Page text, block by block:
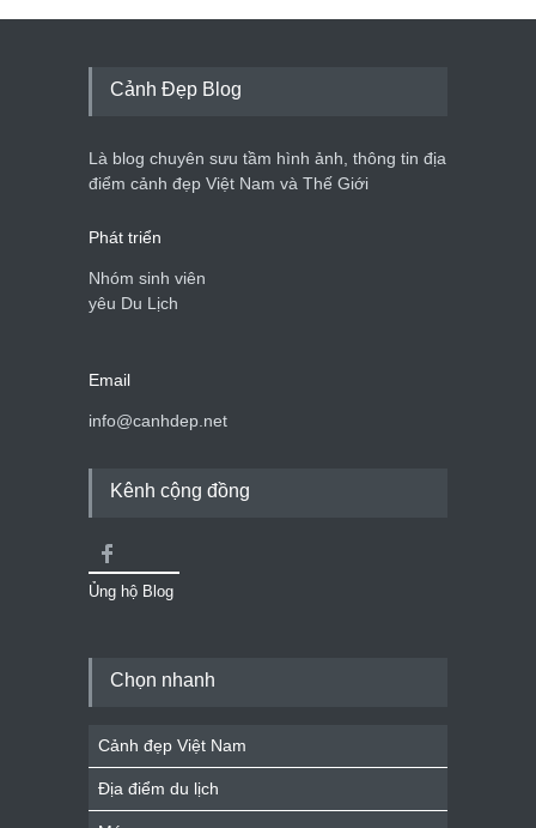
Tam giác mạch khoe sắc
du lịch quốc gia
Cảnh đẹp Việt Nam 24/04/2020
Cảnh Đẹp Blog
Là blog chuyên sưu tầm hình ảnh, thông tin địa
điểm cảnh đẹp Việt Nam và Thế Giới
Phát triển
Nhóm sinh viên
yêu Du Lịch
Email
info@canhdep.net
Kênh cộng đồng
Ủng hộ Blog
Chọn nhanh
Cảnh đẹp Việt Nam
Địa điểm du lịch